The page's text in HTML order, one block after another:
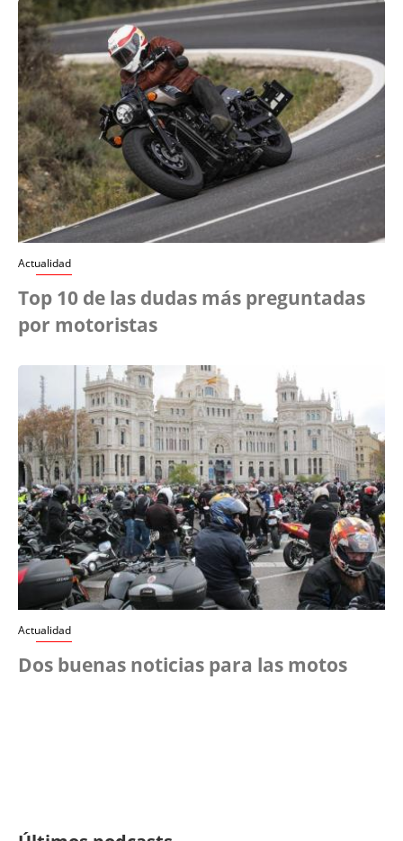
Actualidad
Top 10 de las dudas más preguntadas
por motoristas
Actualidad
Dos buenas noticias para las motos